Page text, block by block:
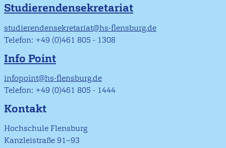
Studierendensekretariat
studierendensekretariat@hs-flensburg.de
Telefon: +49 (0)461 805 - 1308
Info Point
infopoint@hs-flensburg.de
Telefon: +49 (0)461 805 - 1444
Kontakt
Hochschule Flensburg
Kanzleistraße 91–93